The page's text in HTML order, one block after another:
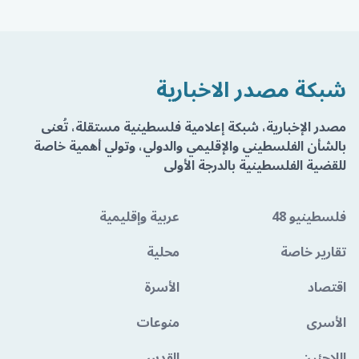
شبكة مصدر الاخبارية
مصدر الإخبارية، شبكة إعلامية فلسطينية مستقلة، تُعنى
بالشأن الفلسطيني والإقليمي والدولي، وتولي أهمية خاصة
للقضية الفلسطينية بالدرجة الأولى
فلسطينيو 48
عربية وإقليمية
تقارير خاصة
محلية
اقتصاد
الأسرة
الأسرى
منوعات